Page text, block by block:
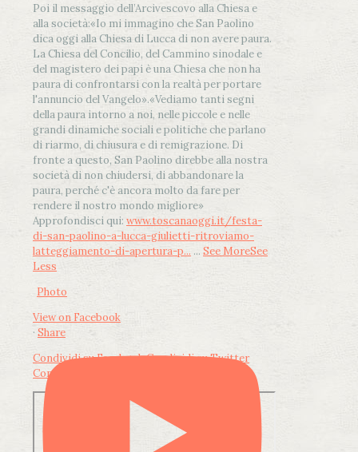
Poi il messaggio dell’Arcivescovo alla Chiesa e
alla società:«Io mi immagino che San Paolino
dica oggi alla Chiesa di Lucca di non avere paura.
La Chiesa del Concilio, del Cammino sinodale e
del magistero dei papi è una Chiesa che non ha
paura di confrontarsi con la realtà per portare
l'annuncio del Vangelo».«Vediamo tanti segni
della paura intorno a noi, nelle piccole e nelle
grandi dinamiche sociali e politiche che parlano
di riarmo, di chiusura e di remigrazione. Di
fronte a questo, San Paolino direbbe alla nostra
società di non chiudersi, di abbandonare la
paura, perché c'è ancora molto da fare per
rendere il nostro mondo migliore»
Approfondisci qui: www.toscanaoggi.it/festa-
di-san-paolino-a-lucca-giulietti-ritroviamo-
latteggiamento-di-apertura-p... ... See MoreSee
Less
Photo
View on Facebook
· Share
Condividi su FacebookCondividi su Twitter
Condividi su LinkedIn